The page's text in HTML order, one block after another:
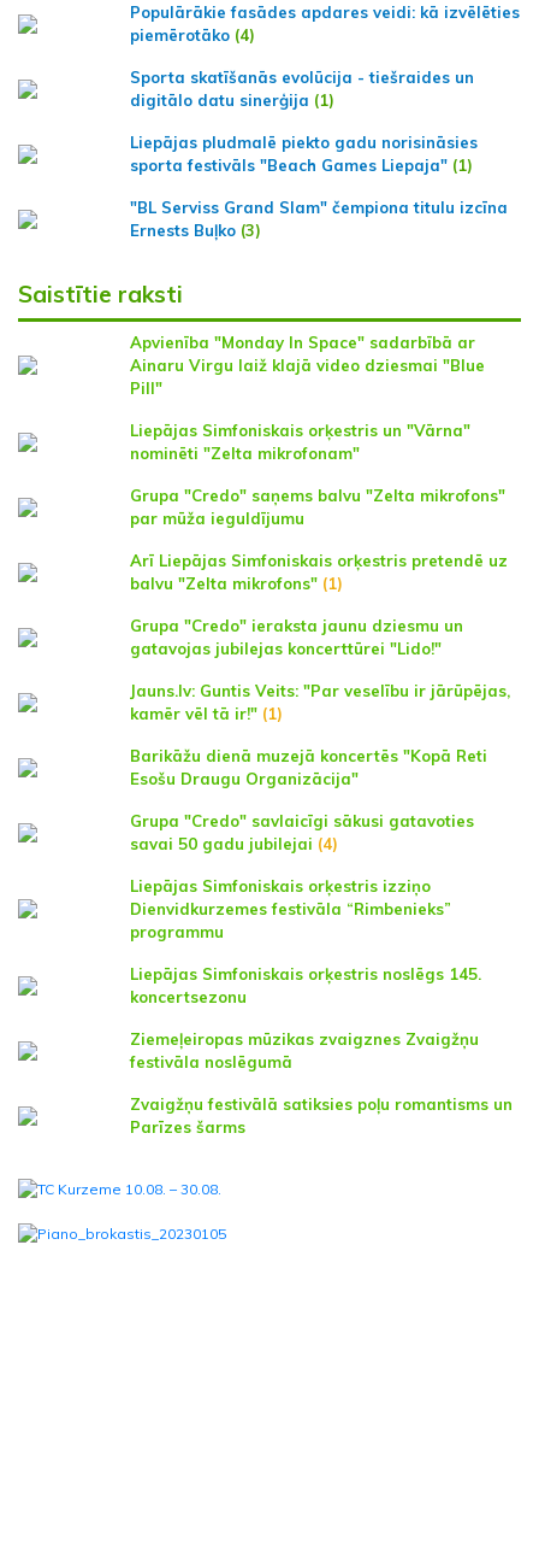
Populārākie fasādes apdares veidi: kā izvēlēties
piemērotāko (4)
Sporta skatīšanās evolūcija - tiešraides un
digitālo datu sinerģija (1)
Liepājas pludmalē piekto gadu norisināsies
sporta festivāls "Beach Games Liepaja" (1)
"BL Serviss Grand Slam" čempiona titulu izcīna
Ernests Buļko (3)
Saistītie raksti
Apvienība "Monday In Space" sadarbībā ar
Ainaru Virgu laiž klajā video dziesmai "Blue
Pill"
Liepājas Simfoniskais orķestris un "Vārna"
nominēti "Zelta mikrofonam"
Grupa "Credo" saņems balvu "Zelta mikrofons"
par mūža ieguldījumu
Arī Liepājas Simfoniskais orķestris pretendē uz
balvu "Zelta mikrofons" (1)
Grupa "Credo" ieraksta jaunu dziesmu un
gatavojas jubilejas koncerttūrei "Lido!"
Jauns.lv: Guntis Veits: "Par veselību ir jārūpējas,
kamēr vēl tā ir!" (1)
Barikāžu dienā muzejā koncertēs "Kopā Reti
Esošu Draugu Organizācija"
Grupa "Credo" savlaicīgi sākusi gatavoties
savai 50 gadu jubilejai (4)
Liepājas Simfoniskais orķestris izziņo
Dienvidkurzemes festivāla “Rimbenieks”
programmu
Liepājas Simfoniskais orķestris noslēgs 145.
koncertsezonu
Ziemeļeiropas mūzikas zvaigznes Zvaigžņu
festivāla noslēgumā
Zvaigžņu festivālā satiksies poļu romantisms un
Parīzes šarms